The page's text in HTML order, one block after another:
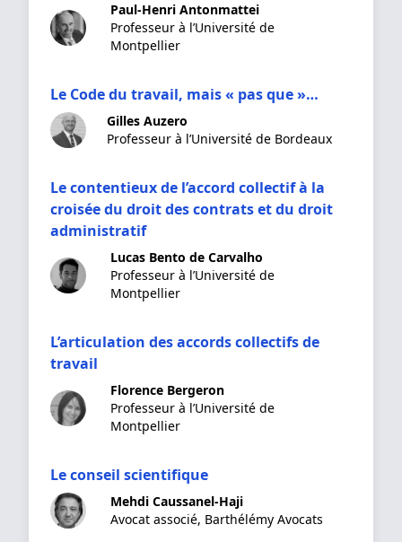
Paul-Henri Antonmattei
Professeur à l’Université de
Montpellier
Le Code du travail, mais « pas que »…
Gilles Auzero
Professeur à l’Université de Bordeaux
Le contentieux de l’accord collectif à la
croisée du droit des contrats et du droit
administratif
Lucas Bento de Carvalho
Professeur à l’Université de
Montpellier
L’articulation des accords collectifs de
travail
Florence Bergeron
Professeur à l’Université de
Montpellier
Le conseil scientifique
Mehdi Caussanel-Haji
Avocat associé, Barthélémy Avocats